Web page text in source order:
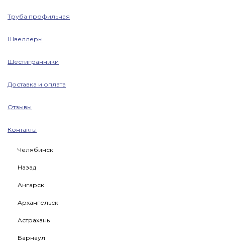
Труба профильная
Швеллеры
Шестигранники
Доставка и оплата
Отзывы
Контакты
Челябинск
Назад
Ангарск
Архангельск
Астрахань
Барнаул